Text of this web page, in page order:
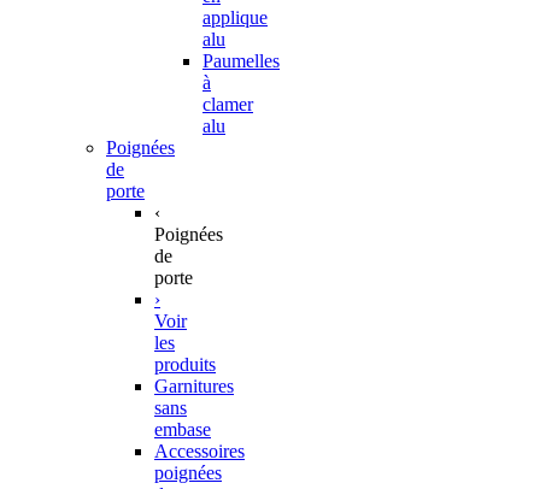
applique
alu
Paumelles
à
clamer
alu
Poignées
de
porte
‹
Poignées
de
porte
›
Voir
les
produits
Garnitures
sans
embase
Accessoires
poignées